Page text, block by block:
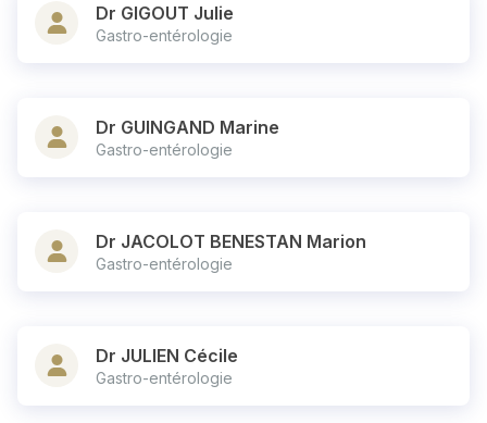
Dr GIGOUT Julie
Gastro-entérologie
Dr GUINGAND Marine
Gastro-entérologie
Dr JACOLOT BENESTAN Marion
Gastro-entérologie
Dr JULIEN Cécile
Gastro-entérologie